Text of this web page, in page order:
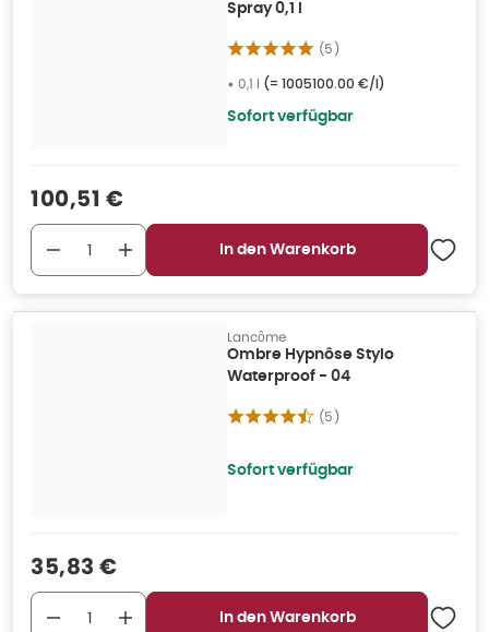
Spray 0,1 l
(5)
• 0,1 l (= 1005100.00 €/l)
Sofort verfügbar
Verkaufspreis
100,51 €
In den Warenkorb
Lancôme
Ombre Hypnôse Stylo
Waterproof - 04
(5)
Sofort verfügbar
Verkaufspreis
35,83 €
In den Warenkorb